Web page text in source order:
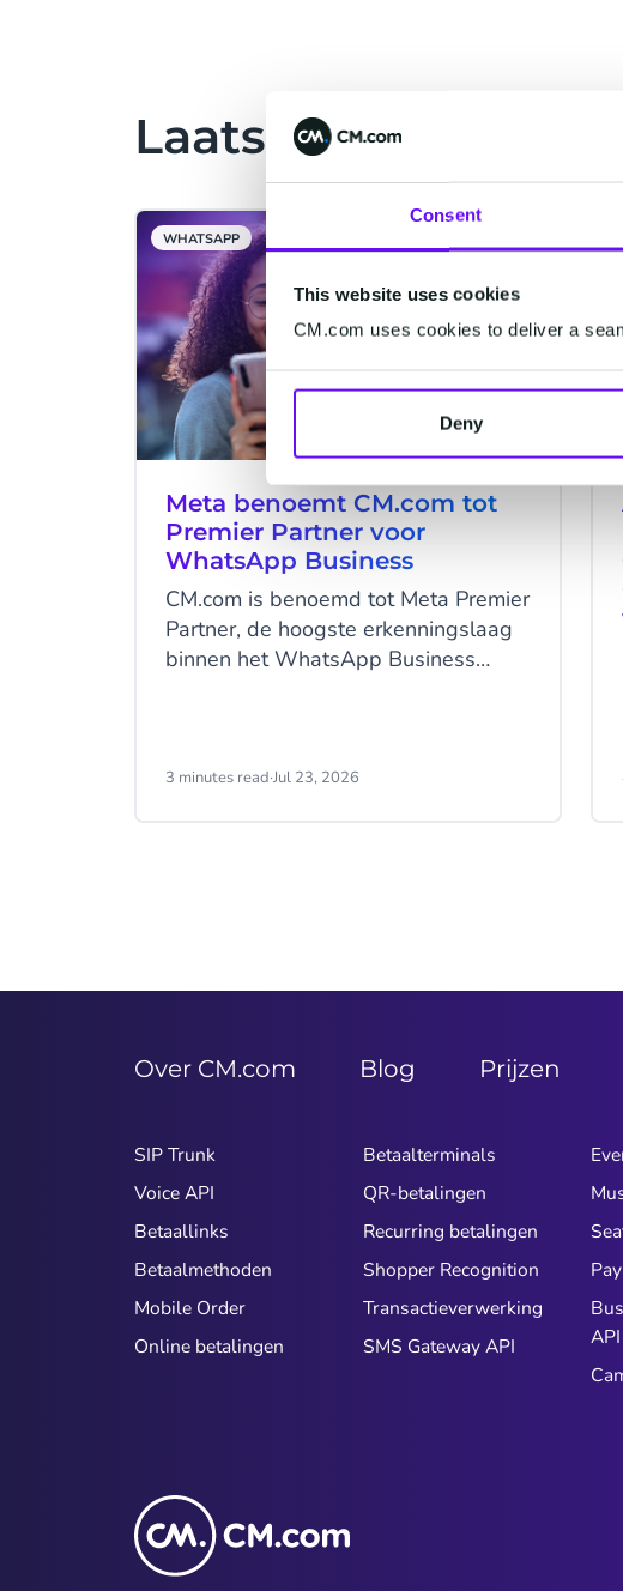
Consent
This website uses cookies
CM.com uses cookies to deliver a
Deny
Laatste artikelen
WHATSAPP
Meta benoemt CM.com tot
Premier Partner voor
WhatsApp Business
CM.com is benoemd tot Meta Premier
Partner, de hoogste erkenningslaag
binnen het WhatsApp Business
en behoort wereldwijd tot een
3 minutes read·Jul 23, 2026
of
Over CM.com
Blog Prijzen
SIP Trunk
Voice API
Betaallinks
Betaalmethoden
Mobile Order
Online betalingen
Betaalterminals
QR-betalingen
Recurring betalingen
Shopper Recognition
Transactieverwerking
SMS Gateway API
API